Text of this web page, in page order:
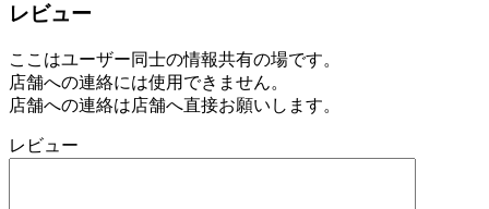
レビュー
ここはユーザー同士の情報共有の場です。
店舗への連絡には使用できません。
店舗への連絡は店舗へ直接お願いします。
レビュー